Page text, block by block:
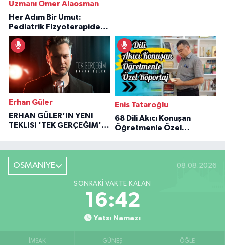
Uzmanı Ömer Alaosman
Her Adım Bir Umut:
Pediatrik Fizyoterapiden
İlham Veren Hikâyeler
Erhan Güler
ERHAN GÜLER'IN YENI
TEKLISI 'TEK GERÇEĞIM'LE
Enis Tataroğlu
68 Dili Akıcı Konuşan
Öğretmenle Özel
OSMANİYE 08.08.2026
SONRAKI VAKTE KALAN
16:40
Yatsı Namazı
İMSAK GÜNEŞ ÖĞLE